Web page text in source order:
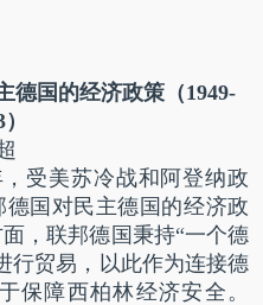
德国的经济政策（1949-
）
受美苏冷战和阿登纳政
德国对民主德国的经济政
，联邦德国秉持“一个德
行贸易，以此作为连接德
保障西柏林经济安全。